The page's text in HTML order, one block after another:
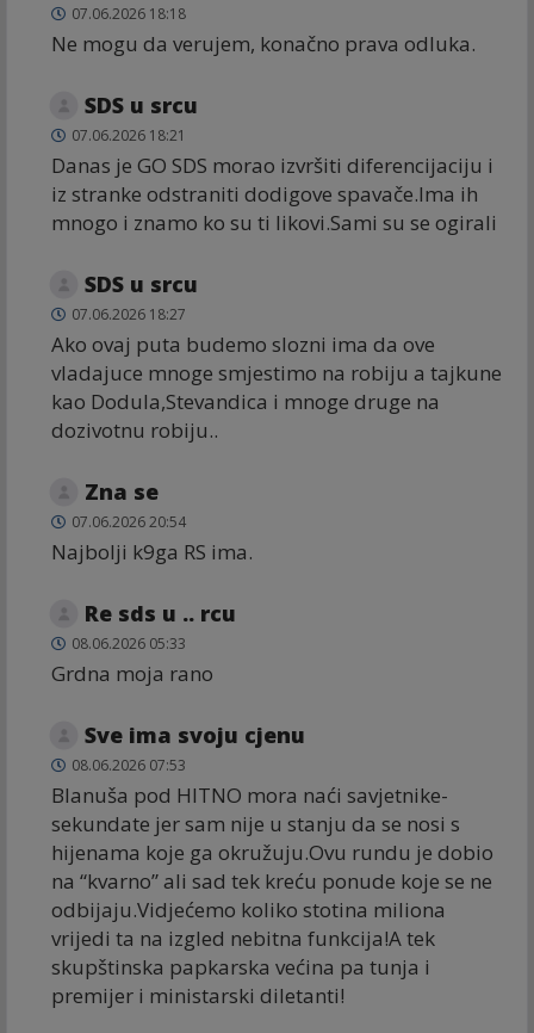
07.06.2026 18:18
Ne mogu da verujem, konačno prava odluka.
SDS u srcu
07.06.2026 18:21
Danas je GO SDS morao izvršiti diferencijaciju i
iz stranke odstraniti dodigove spavače.Ima ih
mnogo i znamo ko su ti likovi.Sami su se ogirali
SDS u srcu
07.06.2026 18:27
Ako ovaj puta budemo slozni ima da ove
vladajuce mnoge smjestimo na robiju a tajkune
kao Dodula,Stevandica i mnoge druge na
dozivotnu robiju..
Zna se
07.06.2026 20:54
Najbolji k9ga RS ima.
Re sds u .. rcu
08.06.2026 05:33
Grdna moja rano
Sve ima svoju cjenu
08.06.2026 07:53
Blanuša pod HITNO mora naći savjetnike-
sekundate jer sam nije u stanju da se nosi s
hijenama koje ga okružuju.Ovu rundu je dobio
na “kvarno” ali sad tek kreću ponude koje se ne
odbijaju.Vidjećemo koliko stotina miliona
vrijedi ta na izgled nebitna funkcija!A tek
skupštinska papkarska većina pa tunja i
premijer i ministarski diletanti!